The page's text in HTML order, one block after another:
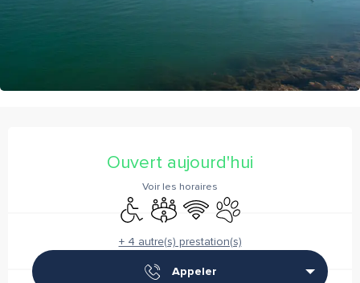
Ouverture et coordonnées
Ouvert aujourd'hui
Voir les horaires
Accès handicapés
Salle de réunion
WiFi Animaux acceptés
+ 4 autre(s) prestation(s)
Appeler